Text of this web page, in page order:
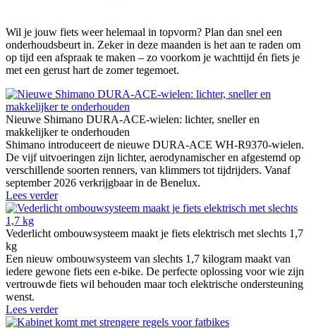
Wil je jouw fiets weer helemaal in topvorm? Plan dan snel een
onderhoudsbeurt in. Zeker in deze maanden is het aan te raden om
op tijd een afspraak te maken – zo voorkom je wachttijd én fiets je
met een gerust hart de zomer tegemoet.
Nieuwe Shimano DURA-ACE-wielen: lichter, sneller en
makkelijker te onderhouden
Shimano introduceert de nieuwe DURA-ACE WH-R9370-wielen.
De vijf uitvoeringen zijn lichter, aerodynamischer en afgestemd op
verschillende soorten renners, van klimmers tot tijdrijders. Vanaf
september 2026 verkrijgbaar in de Benelux.
Lees verder
Vederlicht ombouwsysteem maakt je fiets elektrisch met slechts 1,7
kg
Een nieuw ombouwsysteem van slechts 1,7 kilogram maakt van
iedere gewone fiets een e-bike. De perfecte oplossing voor wie zijn
vertrouwde fiets wil behouden maar toch elektrische ondersteuning
wenst.
Lees verder